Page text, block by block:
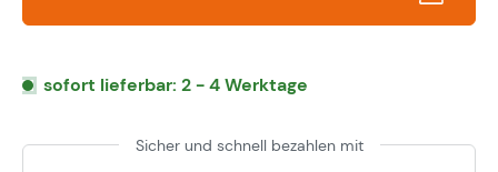
sofort lieferbar: 2 - 4 Werktage
Sicher und schnell bezahlen mit